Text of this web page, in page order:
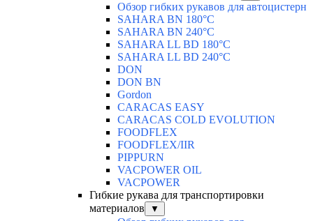
Обзор гибких рукавов для автоцистерн
SAHARA BN 180°C
SAHARA BN 240°C
SAHARA LL BD 180°C
SAHARA LL BD 240°C
DON
DON BN
Gordon
CARACAS EASY
CARACAS COLD EVOLUTION
FOODFLEX
FOODFLEX/IIR
PIPPURN
VACPOWER OIL
VACPOWER
Гибкие рукава для транспортировки
материалов
▼